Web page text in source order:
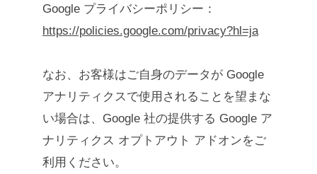
Google プライバシーポリシー：
https://policies.google.com/privacy?hl=ja
なお、お客様はご自身のデータが Google
アナリティクスで使用されることを望まな
い場合は、Google 社の提供する Google ア
ナリティクス オプトアウト アドオンをご
利用ください。